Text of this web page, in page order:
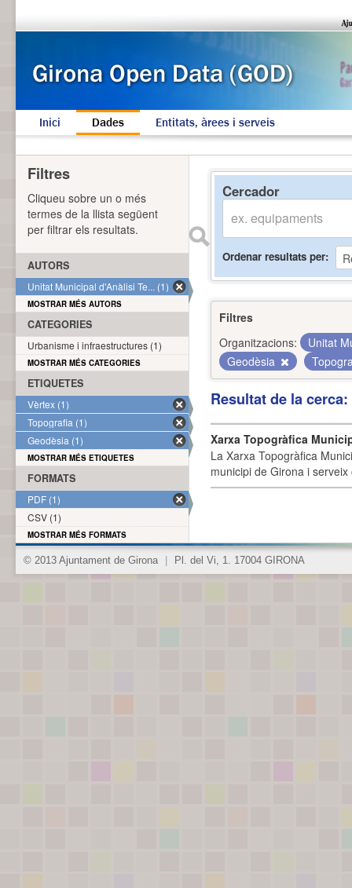
Inici Dades Entitats, àrees i serveis
Cercador
Ordenar resultats per
Filtres
Organitzacions:
Unitat
Geodèsia
Resultat de la
Xarxa Topogràfica
La Xarxa Topogràfica
municipi de Girona i
Filtres
Cliqueu sobre un o més
termes de la llista següent
per filtrar els resultats.
AUTORS
Unitat Municipal d'Anàlisi Te... (1)
MOSTRAR MÉS AUTORS
CATEGORIES
Urbanisme i infraestructures (1)
MOSTRAR MÉS CATEGORIES
ETIQUETES
Vèrtex (1)
Topografia (1)
Geodèsia (1)
MOSTRAR MÉS ETIQUETES
FORMATS
PDF (1)
CSV (1)
MOSTRAR MÉS FORMATS
© 2013 Ajuntament de Girona Pl. del Vi, 1. 17004 GIRONA